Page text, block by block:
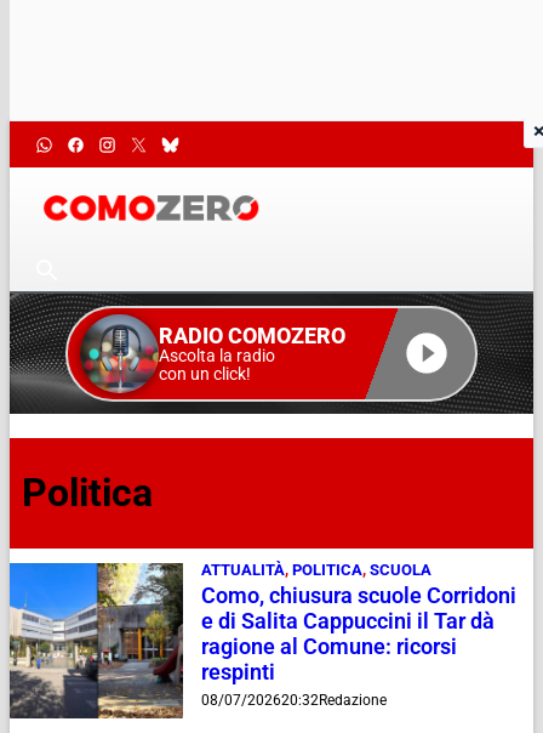
RADIO COMOZERO
Ascolta la radio
con un click!
Politica
ATTUALITÀ, POLITICA, SCUOLA
Como, chiusura scuole Corridoni
e di Salita Cappuccini il Tar dà
ragione al Comune: ricorsi
respinti
08/07/202620:32Redazione